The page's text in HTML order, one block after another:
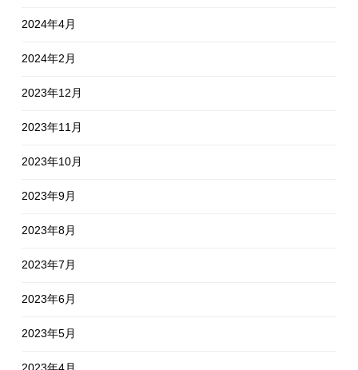
2024年4月
2024年2月
2023年12月
2023年11月
2023年10月
2023年9月
2023年8月
2023年7月
2023年6月
2023年5月